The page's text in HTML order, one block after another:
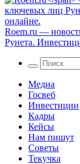
Roem.ru —
Рунета.
Медиа
Госвеб
Инвестиции
Кадры
Кейсы
Нам пишут
Советы
Текучка